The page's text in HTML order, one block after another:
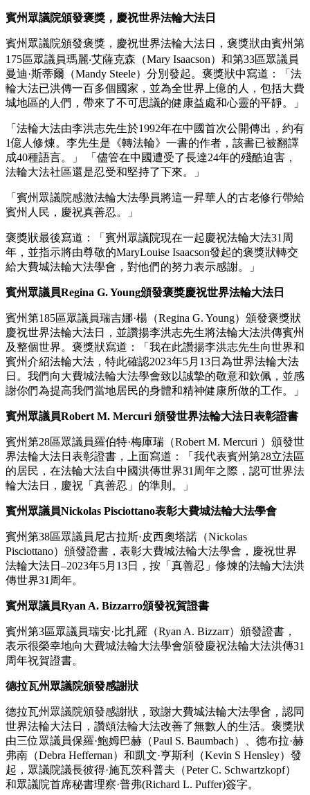
賓州眾議院頒發褒獎，慶祝世界法輪大法日
賓州眾議院頒發褒獎，慶祝世界法輪大法日，褒獎狀由賓州第
175區眾議員瑪麗‧艾薩克森（Mary Isaacson）和第33區眾議員
曼迪·斯蒂爾（Mandy Steele）分別發起。褒獎狀中寫道：「法
輪大法已洪傳一百多個國家，並為全世界上億的人，包括大費
城地區的人們，帶來了不可思議的健康益處和心靈的平靜。」
「法輪大法由李洪志先生於1992年在中國首次公開傳出，約有
1億人修煉。李先生是《轉法輪》一書的作者，該書已被翻譯
成40種語言。」 「儘管在中國遭受了長達24年的殘酷迫害，
法輪大法社區還是忍受和堅持了下來。」
「賓州眾議院感激法輪大法學員將這一昇華人的古老修行帶給
賓州人民，慶祝真善忍。」
褒獎狀最後寫道：「賓州眾議院現在一起慶祝法輪大法31周
年，並指示將由尊敬的MaryLouise Isaacson發起的褒獎狀轉交
給大費城法輪大法學會，對他們的努力表示感謝。」
賓州眾議員Regina G. Young頒發褒獎慶祝世界法輪大法日
賓州第185區眾議員瑞吉娜·楊（Regina G. Young）頒發褒獎狀
慶祝世界法輪大法日，並讚揚李洪志先生將法輪大法洪傳賓州
及整個世界。褒獎狀寫道：「我在此讚揚李洪志先生向世界和
賓州介紹法輪大法，特此確認2023年5月13日為世界法輪大法
日。我們向大費城法輪大法學會致以誠摯的敬意和欽佩，並感
謝你們為提高我們當地居民的身體和精神健康所做的工作。」
賓州眾議員Robert M. Mercuri 頒發世界法輪大法日表彰證書
賓州第28區眾議員羅伯特·梅庫瑞（Robert M. Mercuri ）頒發世
界法輪大法日表彰證書，上面寫道：「我代表賓州第28立法區
的居民，在法輪大法自中國洪傳世界31周年之際，認可世界法
輪大法日，慶祝「真善忍」的準則。」
賓州眾議員Nickolas Pisciottano表彰大費城法輪大法學會
賓州第38區眾議員尼古拉斯·皮西奧塔諾（Nickolas
Pisciottano）頒發證書，表彰大費城法輪大法學會，慶祝世界
法輪大法日–2023年5月13日，按「真善忍」修煉的法輪大法洪
傳世界31周年。
賓州眾議員Ryan A. Bizzarro頒發祝賀證書
賓州第3區眾議員瑞安·比扎羅（Ryan A. Bizzarr）頒發證書，
表示很榮幸地向大費城法輪大法學會頒發慶祝法輪大法洪傳31
周年祝賀證書。
德拉瓦州眾議院頒發感謝狀
德拉瓦州眾議院頒發感謝狀，致謝大費城法輪大法學會，認同
世界法輪大法日，讚頌法輪大法改善了無數人的生活。褒獎狀
由三位眾議員保羅·鮑姆巴赫（Paul S. Baumbach）、德布拉·赫
弗南（Debra Heffernan）和凱文·亨斯利（Kevin S Hensley）發
起，眾議院議長彼得·施瓦茨科普夫（Peter C. Schwartzkopf）
和眾議院首席秘書理察·普弗(Richard L. Puffer)簽字。